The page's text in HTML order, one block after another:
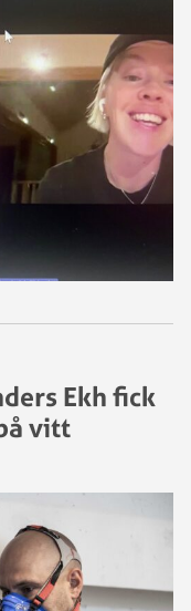
Ekh fick
vitt